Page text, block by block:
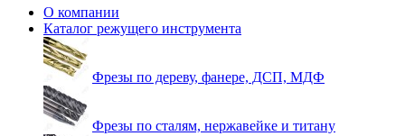
О компании
Каталог режущего инструмента
Фрезы по дереву, фанере, ДСП, МДФ
Фрезы по сталям, нержавейке и титану